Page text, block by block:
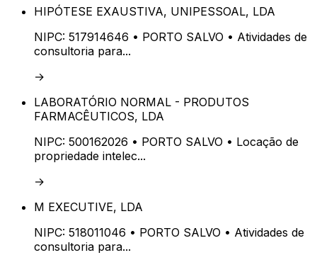
HIPÓTESE EXAUSTIVA, UNIPESSOAL, LDA
NIPC: 517914646 • PORTO SALVO • Atividades de
consultoria para...
→
LABORATÓRIO NORMAL - PRODUTOS
FARMACÊUTICOS, LDA
NIPC: 500162026 • PORTO SALVO • Locação de
propriedade intelec...
→
M EXECUTIVE, LDA
NIPC: 518011046 • PORTO SALVO • Atividades de
consultoria para...